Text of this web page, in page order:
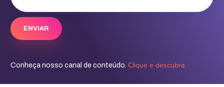
Conheça nosso canal de conteúdo. Clique e descubra